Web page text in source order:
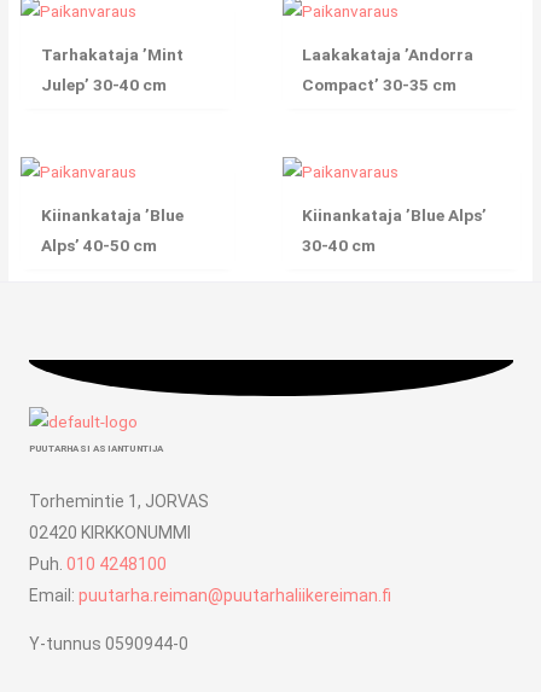
Tarhakataja ’Mint
Julep’ 30-40 cm
Laakakataja ’Andorra
Compact’ 30-35 cm
Kiinankataja ’Blue
Alps’ 40-50 cm
Kiinankataja ’Blue Alps’
30-40 cm
PUUTARHASI ASIANTUNTIJA
Torhemintie 1, JORVAS
02420 KIRKKONUMMI
Puh. 010 4248100
Email: puutarha.reiman@puutarhaliikereiman.fi
Y-tunnus 0590944-0